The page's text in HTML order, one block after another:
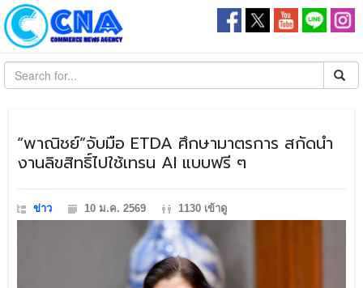
“พาณิชย์”จับมือ ETDA ศึกษามาตรการ สกัดนำ
งานลิขสิทธิ์ไปใช้เทรน AI แบบฟรี ๆ
ข่าว 10 ม.ค. 2569 1130 เข้าดู